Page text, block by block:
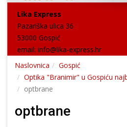
Lika Express
Pazariška ulica 36
53000 Gospić
email: info@lika-express.hr
Naslovnica
Gospić
Optika "Branimir" u Gospiću
optbrane
optbrane